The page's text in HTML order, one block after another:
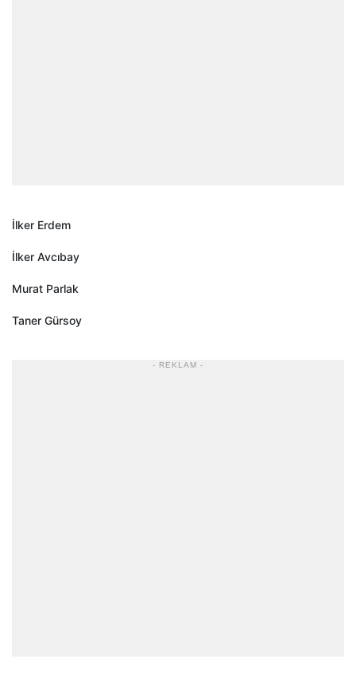
İlker Erdem
İlker Avcıbay
Murat Parlak
Taner Gürsoy
- REKLAM -